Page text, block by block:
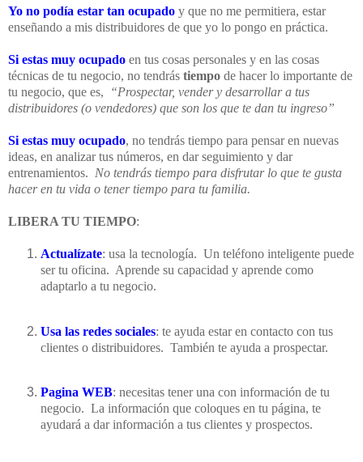
Yo no podía estar tan ocupado y que no me permitiera, estar
enseñando a mis distribuidores de que yo lo pongo en práctica.
Si estas muy ocupado en tus cosas personales y en las cosas
técnicas de tu negocio, no tendrás tiempo de hacer lo importante de
tu negocio, que es,
“Prospectar, vender y desarrollar a tus
distribuidores (o vendedores) que son los que te dan tu ingreso”
Si estas muy ocupado, no tendrás tiempo para pensar en nuevas
ideas, en analizar tus números, en dar seguimiento y dar
entrenamientos. No tendrás tiempo para disfrutar lo que te gusta
hacer en tu vida o tener tiempo para tu familia.
LIBERA TU TIEMPO:
Actualízate: usa la tecnología. Un teléfono inteligente puede
ser tu oficina. Aprende su capacidad y aprende como
adaptarlo a tu negocio.
Usa las redes sociales: te ayuda estar en contacto con tus
clientes o distribuidores. También te ayuda a prospectar.
Pagina WEB: necesitas tener una con información de tu
negocio. La información que coloques en tu página, te
ayudará a dar información a tus clientes y prospectos.